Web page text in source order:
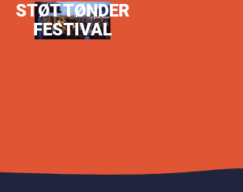
STØT TØNDER
FESTIVAL